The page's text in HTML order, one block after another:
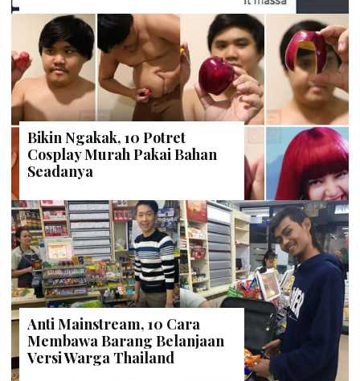
Bikin Ngakak, 10 Potret
Cosplay Murah Pakai Bahan
Seadanya
Anti Mainstream, 10 Cara
Membawa Barang Belanjaan
Versi Warga Thailand